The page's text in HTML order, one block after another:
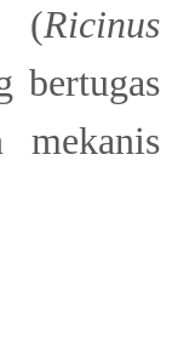
(Ricinus
bertugas
mekanis